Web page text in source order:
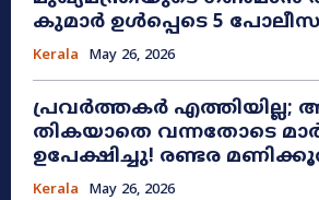
കുമാർ ഉൾപ്പെടെ 5
Kerala May 26, 2026
പ്രവർത്തകർ എത്തിയില്ല;
തികയാതെ വന്നതോടെ
ഉപേക്ഷിച്ചു! രണ്ടര
Kerala May 26, 2026